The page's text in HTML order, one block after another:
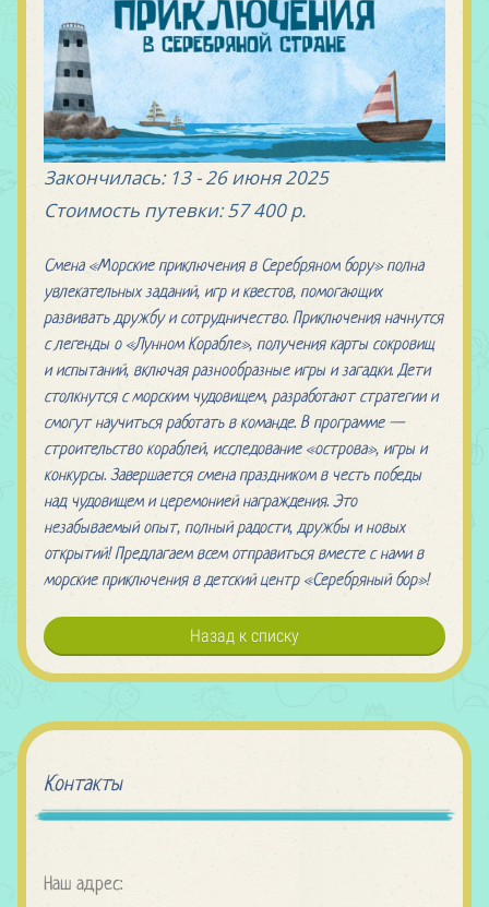
Закончилась:13 - 26 июня 2025
Стоимость путевки:57 400 р.
Смена «Морские приключения в Серебряном бору» полна
увлекательных заданий, игр и квестов, помогающих
развивать дружбу и сотрудничество. Приключения начнутся
с легенды о «Лунном Корабле», получения карты сокровищ
и испытаний, включая разнообразные игры и загадки. Дети
столкнутся с морским чудовищем, разработают стратегии и
смогут научиться работать в команде. В программе —
строительство кораблей, исследование «острова», игры и
конкурсы. Завершается смена праздником в честь победы
над чудовищем и церемонией награждения. Это
незабываемый опыт, полный радости, дружбы и новых
открытий! Предлагаем всем отправиться вместе с нами в
морские приключения в детский центр «Серебряный бор»!
Назад к списку
Контакты
Наш адрес: